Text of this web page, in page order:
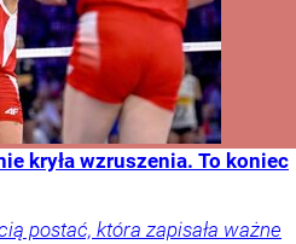
kryła wzruszenia. To koniec
postać, która zapisała ważne